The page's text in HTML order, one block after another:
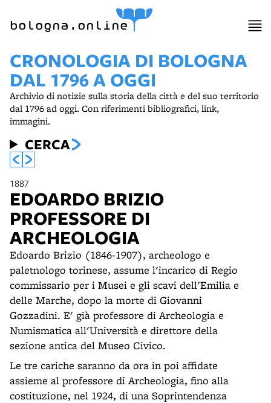
bologna.online
CRONOLOGIA DI BOLOGNA
DAL 1796 A OGGI
Archivio di notizie sulla storia della città e del suo territorio
dal 1796 ad oggi. Con riferimenti bibliografici, link,
immagini.
CERCA
1887
EDOARDO BRIZIO
PROFESSORE DI
ARCHEOLOGIA
Edoardo Brizio (1846-1907), archeologo e
paletnologo torinese, assume l'incarico di Regio
commissario per i Musei e gli scavi dell'Emilia e
delle Marche, dopo la morte di Giovanni
Gozzadini. E' già professore di Archeologia e
Numismatica all'Università e direttore della
sezione antica del Museo Civico.
Le tre cariche saranno da ora in poi affidate
assieme al professore di Archeologia, fino alla
costituzione, nel 1924, di una Soprintendenza